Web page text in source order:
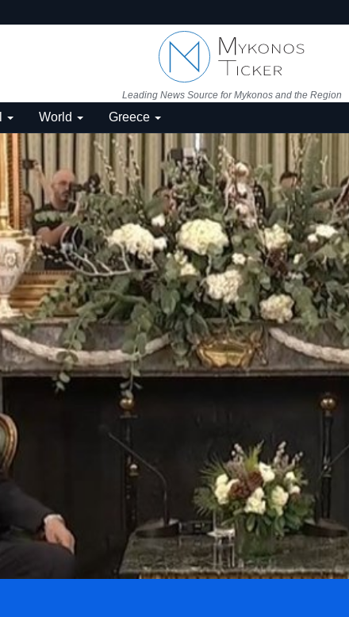
Leading News Source for Mykonos and the Region
World Greece